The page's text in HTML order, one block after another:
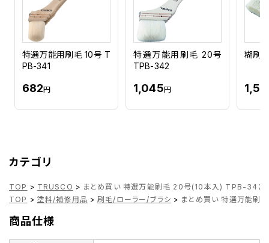
特選万能用刷毛 10号 T
PB-341
682円
特選万能用刷毛 20号
TPB-342
1,045円
糊刷
カテゴリ
TOP > TRUSCO > まとめ買い 特選万能刷毛 20号(10本入) TPB-342-
TOP > 塗料/補修用品 > 刷毛/ローラー/ブラシ > まとめ買い 特選万能
商品仕様